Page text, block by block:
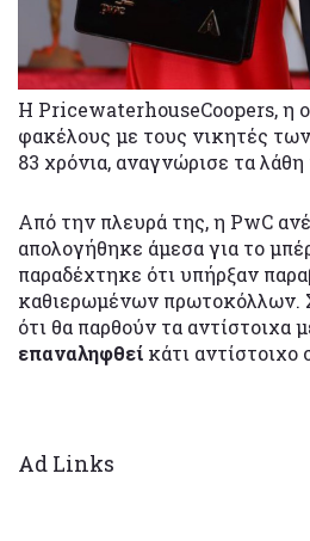
Η PricewaterhouseCoopers, η
φακέλους με τους νικητές
83 χρόνια, αναγνώρισε τα λάθη
Από την πλευρά της, η PwC
απολογήθηκε άμεσα για το
παραδέχτηκε ότι υπήρξαν
καθιερωμένων πρωτοκόλλων.
ότι θα παρθούν τα αντίστοιχα
επαναληφθεί κάτι αντίστοιχο
Ad Links